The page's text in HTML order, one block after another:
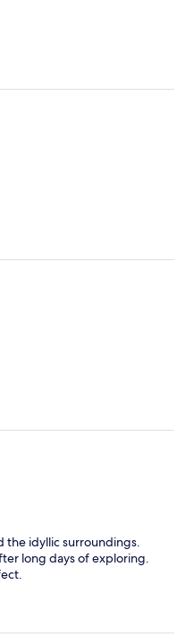
the idyllic surroundings.
long days of exploring.